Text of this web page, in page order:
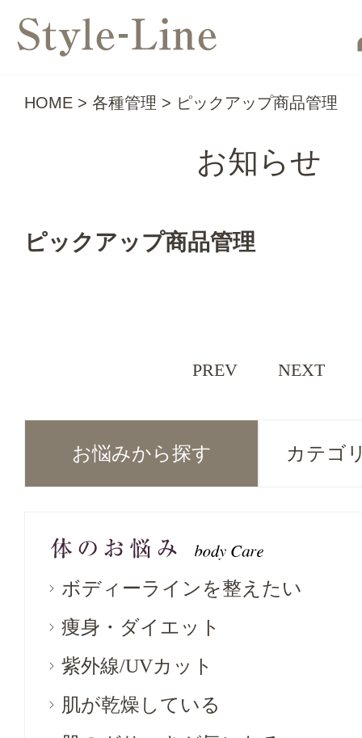
HOME > 各種管理 > ピックアップ商品管理
お知らせ
ピックアップ商品管理
PREV NEXT
お悩みから探す カテゴ
ボディーラインを整えたい
痩身・ダイエット
紫外線/UVカット
肌が乾燥している